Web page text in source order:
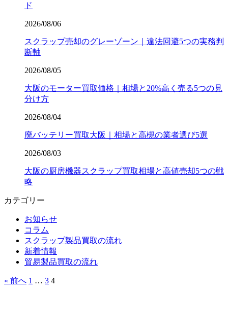
ド
2026/08/06
スクラップ売却のグレーゾーン｜違法回避5つの実務判
断軸
2026/08/05
大阪のモーター買取価格｜相場と20%高く売る5つの見
分け方
2026/08/04
廃バッテリー買取大阪｜相場と高槻の業者選び5選
2026/08/03
大阪の厨房機器スクラップ買取相場と高値売却5つの戦
略
カテゴリー
お知らせ
コラム
スクラップ製品買取の流れ
新着情報
貿易製品買取の流れ
« 前へ 1 … 3 4